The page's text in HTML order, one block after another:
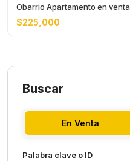
Obarrio Apartamento en venta
$225,000
Buscar
En Venta
Palabra clave o ID